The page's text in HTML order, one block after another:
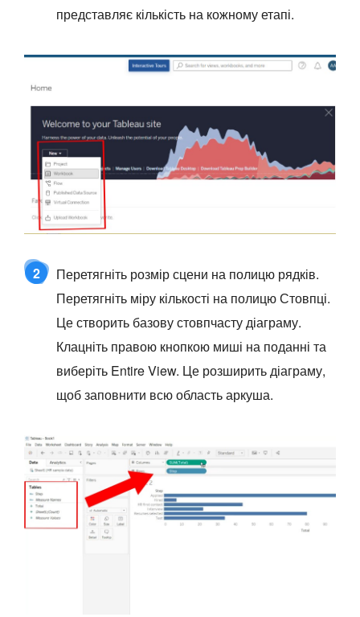
представляє кількість на кожному етапі.
2
Перетягніть розмір сцени на полицю рядків.
Перетягніть міру кількості на полицю Стовпці.
Це створить базову стовпчасту діаграму.
Клацніть правою кнопкою миші на поданні та
виберіть Entire View. Це розширить діаграму,
щоб заповнити всю область аркуша.